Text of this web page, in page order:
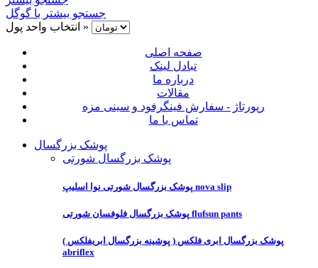
جستجو بیشتر با گوگل
انتخاب واحد پول »
صفحه اصلی
تبادل لینک
درباره ما
مقالات
رپورتاژ - سفارش فینگرفود و سینی مزه
تماس با ما
پوشک بزرگسال
پوشک بزرگسال شورتی
پوشک بزرگسال شورتی نوا اسلیپ nova slip
پوشک بزرگسال فلوفسان شورتی flufsun pants
پوشک بزرگسال ابری فلکس ( پوشینه بزرگسال ابریفلکس )
abriflex